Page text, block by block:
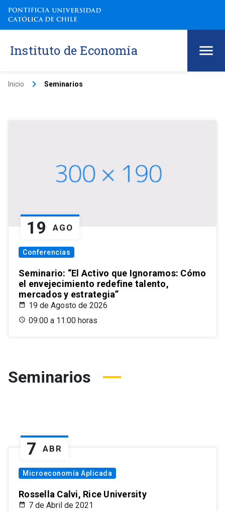
Instituto de Economía
Inicio keyboard_arrow_right Seminarios
19 AGO
Conferencias
Seminario: “El Activo que Ignoramos: Cómo
el envejecimiento redefine talento,
mercados y estrategia”
19 de Agosto de 2026
09:00 a 11:00 horas
Seminarios
7 ABR
Microeconomía Aplicada
Rossella Calvi, Rice University
7 de Abril de 2021